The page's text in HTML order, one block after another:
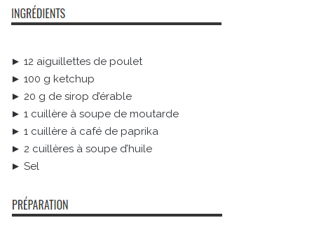
► 12 aiguillettes de poulet
► 100 g ketchup
► 20 g de sirop d’érable
► 1 cuillère à soupe de moutarde
► 1 cuillère à café de paprika
► 2 cuillères à soupe d’huile
► Sel